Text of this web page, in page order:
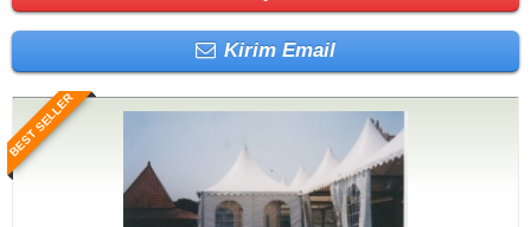
Kirim Email
BEST SELLER